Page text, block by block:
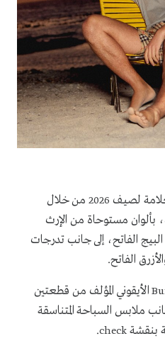
لصيف 2026 من خلال
بألوان مستوحاة من الإرث
الفاتح، إلى جانب تدرجات
الفاتح.
الأيقوني المؤلف من قطعتين
ملابس السباحة المتناسقة
بنقشة check
.